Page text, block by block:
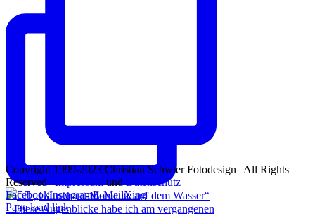
Copyright 1999-2023 Christian Schwier Fotodesign | All Rights
Reserved |ImpressumundDatenschutz
FacebookInstagramE-MailXing
Page load link